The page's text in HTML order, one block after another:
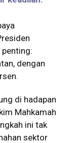
dengan
di hadapan
Mahkamah
ini tak
sektor